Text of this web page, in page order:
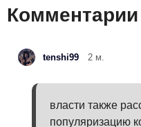
Комментарии
tenshi99 2 м.
власти также
популяризацию